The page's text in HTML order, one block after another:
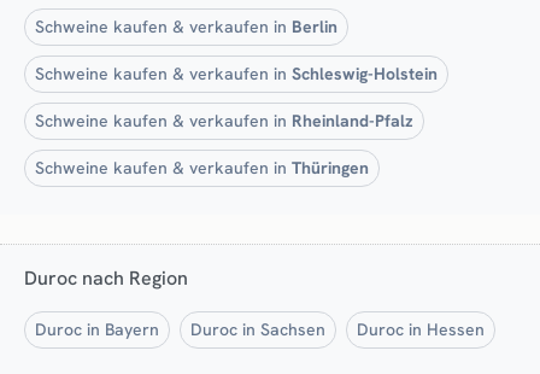
Schweine kaufen & verkaufen in Berlin
Schweine kaufen & verkaufen in Schleswig-Holstein
Schweine kaufen & verkaufen in Rheinland-Pfalz
Schweine kaufen & verkaufen in Thüringen
Duroc nach Region
Duroc in Bayern Duroc in Sachsen Duroc in Hessen